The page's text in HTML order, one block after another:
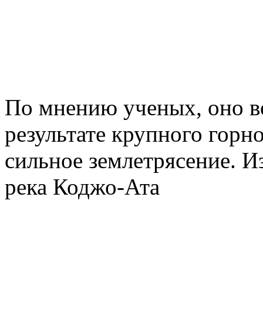
По мнению ученых, оно
результате крупного
сильное землетрясение.
река Коджо-Ата